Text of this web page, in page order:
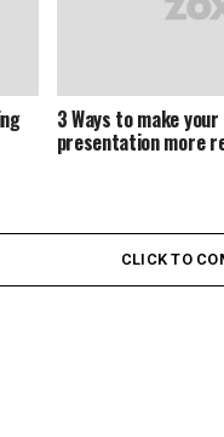
3 Ways to make
presentation more
CLICK TO